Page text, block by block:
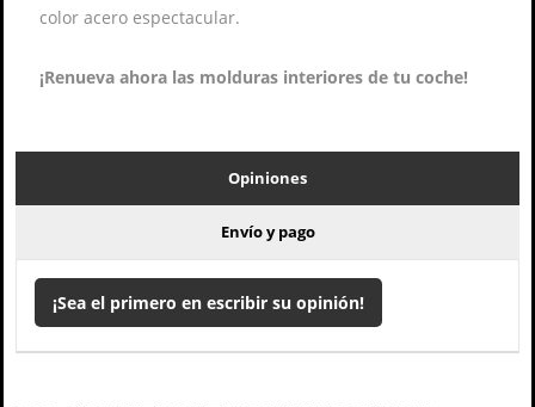
color acero espectacular.
¡Renueva ahora las molduras interiores de tu coche!
Opiniones
Envío y pago
¡Sea el primero en escribir su opinión!